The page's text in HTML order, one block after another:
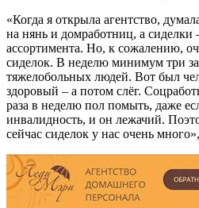
«Когда я открыла агентство,
на нянь и домработниц, а сиделки
ассортимента. Но, к сожалению,
сиделок. В неделю минимум три
тяжелобольных людей. Вот был
здоровый – а потом слёг.
раза в неделю пол помыть, даже
инвалидность, и он лежачий.
сейчас сиделок у нас очень